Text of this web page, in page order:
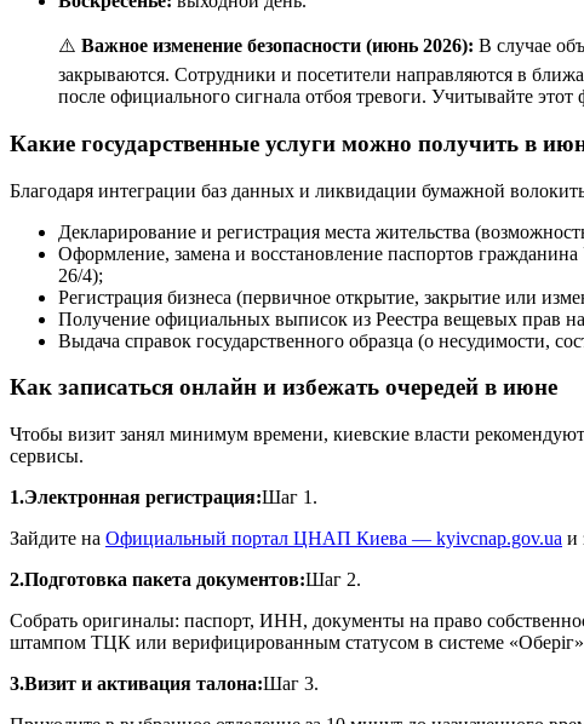
⚠️ Важное изменение безопасности (июнь 2026): В случае
закрываются. Сотрудники и посетители направляются в
после официального сигнала отбоя тревоги. Учитывайте
Какие государственные услуги можно получить в
Благодаря интеграции баз данных и ликвидации бумажной
Декларирование и регистрация места жительства
Оформление, замена и восстановление паспортов
26/4);
Регистрация бизнеса (первичное открытие, закрытие или
Получение официальных выписок из Реестра вещевых прав
Выдача справок государственного образца (о несудимости,
Как записаться онлайн и избежать очередей в июне
Чтобы визит занял минимум времени, киевские власти
сервисы.
1.Электронная регистрация:Шаг 1.
Зайдите на Официальный портал ЦНАП Киева — kyivcnap.gov.ua и
2.Подготовка пакета документов:Шаг 2.
Собрать оригиналы: паспорт, ИНН, документы на право
штампом ТЦК или верифицированным статусом в системе
3.Визит и активация талона:Шаг 3.